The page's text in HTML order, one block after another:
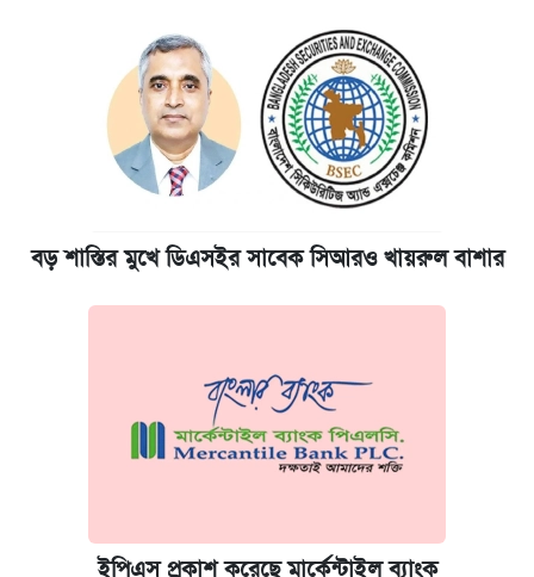
বড় শাস্তির মুখে ডিএসইর সাবেক সিআরও খায়রুল বাশার
ইপিএস প্রকাশ করেছে মার্কেন্টাইল ব্যাংক